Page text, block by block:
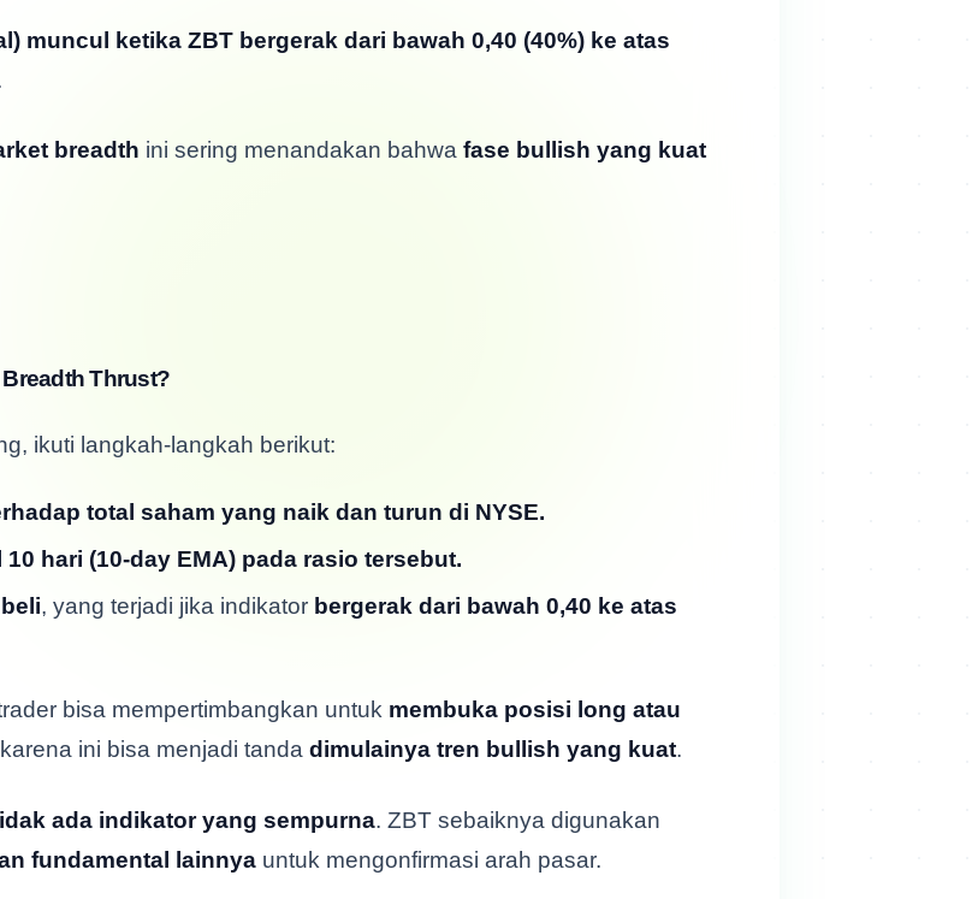
muncul ketika ZBT bergerak dari bawah 0,40 (40%) ke atas
breadth ini sering menandakan bahwa fase bullish yang kuat
Thrust?
ikuti langkah-langkah berikut:
total saham yang naik dan turun di NYSE.
hari (10-day EMA) pada rasio tersebut.
, yang terjadi jika indikator bergerak dari bawah 0,40 ke atas
bisa mempertimbangkan untuk membuka posisi long atau
ini bisa menjadi tanda dimulainya tren bullish yang kuat.
ada indikator yang sempurna. ZBT sebaiknya digunakan
fundamental lainnya untuk mengonfirmasi arah pasar.